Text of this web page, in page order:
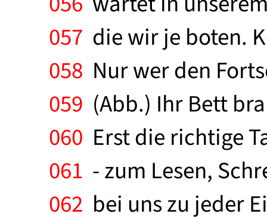
057 die wir je boten.
058 Nur wer den
059 (Abb.) Ihr Bett
060 Erst die richtige
061 - zum Lesen,
062 bei uns zu jeder